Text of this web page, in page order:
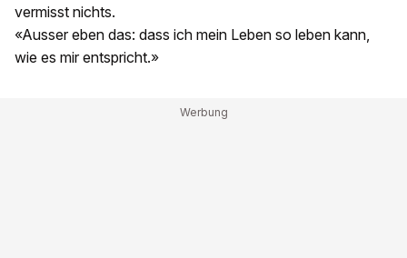
vermisst nichts.
«Ausser eben das: dass ich mein Leben so leben kann,
wie es mir entspricht.»